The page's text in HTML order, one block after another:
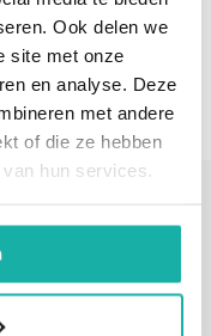
Ook delen we
site met onze
en analyse. Deze
met andere
of die ze hebben
hun services.